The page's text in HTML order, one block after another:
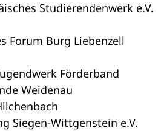
Studierendenwerk e.V.
Forum Burg Liebenzell
Förderband
Weidenau
Siegen-Wittgenstein e.V.